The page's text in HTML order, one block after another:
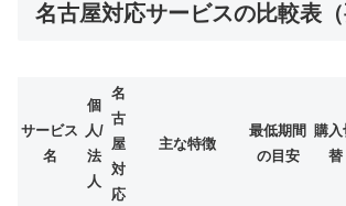
名古屋対応サービスの比較表（
サービス
名
個
人/
法
人
名
古
屋
対
応
主な特徴
最低期間
の目安
購入
替